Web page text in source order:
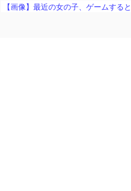
【画像】最近の女の子、ゲームする